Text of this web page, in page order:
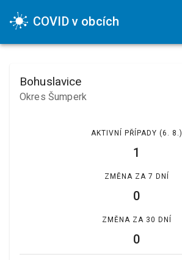
COVID v obcích
Bohuslavice
Okres Šumperk
AKTIVNÍ PŘÍPADY (6. 8.)
1
ZMĚNA ZA 7 DNÍ
0
ZMĚNA ZA 30 DNÍ
0